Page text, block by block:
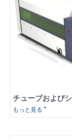
チューブおよび
もっと見る "